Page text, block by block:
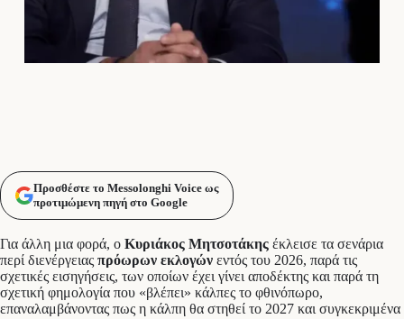
Προσθέστε το Messolonghi Voice ως
προτιμώμενη πηγή στο Google
Για άλλη μια φορά, ο Κυριάκος Μητσοτάκης έκλεισε τα σενάρια
περί διενέργειας πρόωρων εκλογών εντός του 2026, παρά τις
σχετικές εισηγήσεις, των οποίων έχει γίνει αποδέκτης και παρά τη
σχετική φημολογία που «βλέπει» κάλπες το φθινόπωρο,
επαναλαμβάνοντας πως η κάλπη θα στηθεί το 2027 και συγκεκριμένα